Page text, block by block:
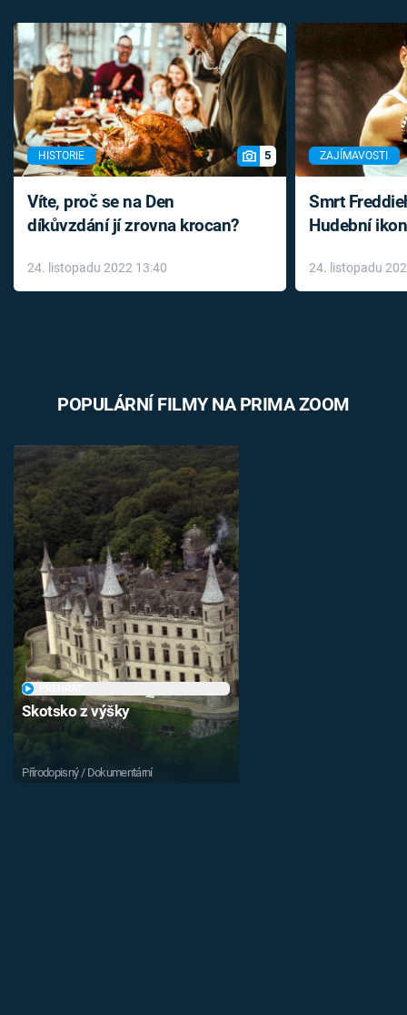
HISTORIE 5
Víte, proč se na Den
díkůvzdání jí zrovna krocan?
24. listopadu 2022 13:40
ZAJÍMAVOSTI
Smrt
Hudební
léky
24. listopadu
POPULÁRNÍ FILMY NA PRIMA ZOOM
Skotsko z výšky
Přírodopisný / Dokumentární